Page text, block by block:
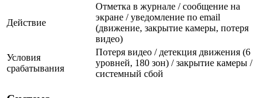
Действие
Отметка в журнале / сообщение на
экране / уведомление по email
(движение, закрытие камеры, потеря
видео)
Условия
срабатывания
Потеря видео / детекция движения (6
уровней, 180 зон) / закрытие камеры /
системный сбой